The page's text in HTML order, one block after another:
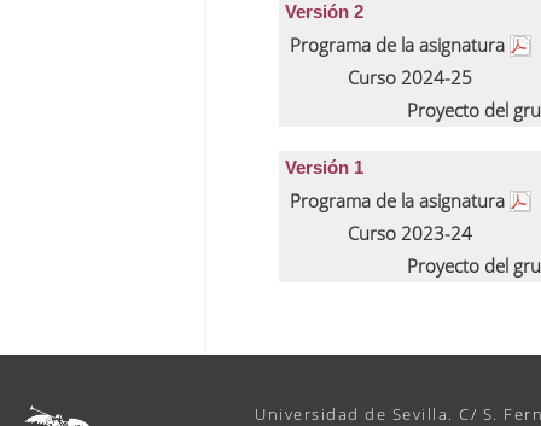
Versión 2
Programa de la asignatura
Curso 2024-25
Proyecto del
Versión 1
Programa de la asignatura
Curso 2023-24
Proyecto del
Universidad de Sevilla. C/ S.